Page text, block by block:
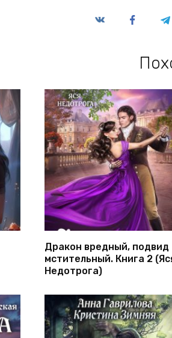
Дракон вредный, подвид
мстительный. Книга 2
Недотрога)